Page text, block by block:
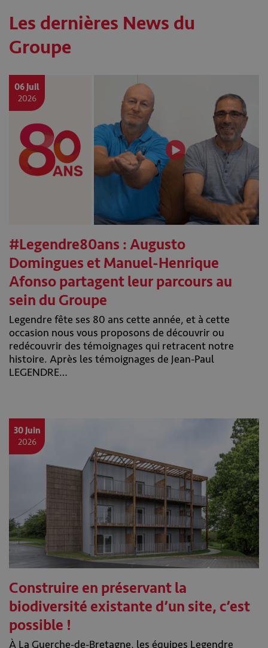
Les dernières News du
Groupe
06 Juil
2026
#Legendre80ans : Augusto
Domingues et Manuel-Henrique
Afonso partagent leur parcours au
sein du Groupe
Legendre fête ses 80 ans cette année, et à cette
occasion nous vous proposons de découvrir ou
redécouvrir des témoignages qui retracent notre
histoire. Après les témoignages de Jean-Paul
LEGENDRE…
30 Juin
2026
Construire en préservant la
biodiversité existante d’un site, c’est
possible !
À La Guerche-de-Bretagne, les équipes Legendre